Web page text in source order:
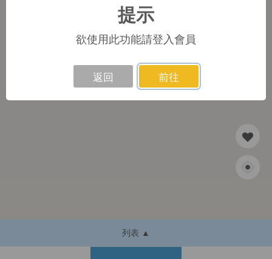
1
列表 ▲
提示
欲使用此功能請登入會員
返回 前往